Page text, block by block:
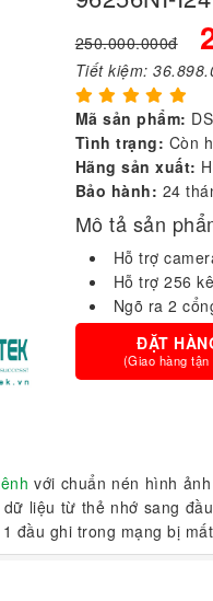
250.000.000đ
Tiết kiệm:
Mã sản phẩm:
Tình trạng: Còn
Hãng sản xuất:
Bảo hành: 24
Mô tả sản
Hỗ trợ
Hỗ trợ 256
Ngõ ra 2
ĐẶT
(Giao hàng tận
với chuẩn nén hình
liệu từ thẻ nhớ sang
đầu ghi trong mạng bị